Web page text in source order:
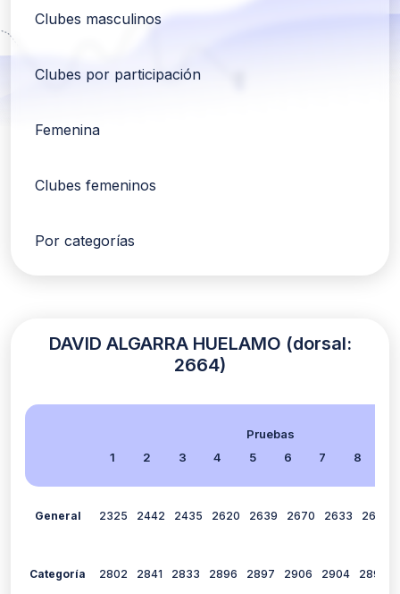
Clubes masculinos
Clubes por participación
Femenina
Clubes femeninos
Por categorías
DAVID ALGARRA HUELAMO (dorsal:
2664)
Pruebas
1
2 3 4 5 6 7 8
General 2325 2442 2435 2620 2639 2670 2633 2610
Categoría 2802 2841 2833 2896 2897 2906 2904 2893